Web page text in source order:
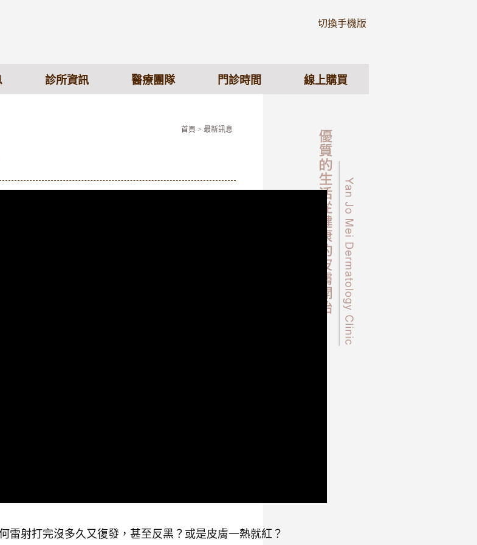
切換手機版
診所資訊 醫療團隊 門診時間 線上購買
首頁 > 最新訊息
雷射打完沒多久又復發，甚至反黑？或是皮膚一熱就紅？